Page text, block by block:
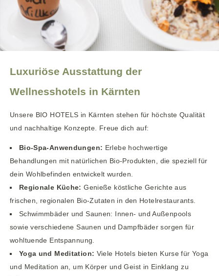
Luxuriöse Ausstattung der
Wellnesshotels in Kärnten
Unsere BIO HOTELS in Kärnten stehen für höchste Qualität
und nachhaltige Konzepte. Freue dich auf:
Bio-Spa-Anwendungen: Erlebe hochwertige
Behandlungen mit natürlichen Bio-Produkten, die speziell für
dein Wohlbefinden entwickelt wurden.
Regionale Küche: Genieße köstliche Gerichte aus
frischen, regionalen Bio-Zutaten in den Hotelrestaurants.
Schwimmbäder und Saunen: Innen- und Außenpools
sowie verschiedene Saunen und Dampfbäder sorgen für
wohltuende Entspannung.
Yoga und Meditation: Viele Hotels bieten Kurse für Yoga
und Meditation an, um Körper und Geist in Einklang zu